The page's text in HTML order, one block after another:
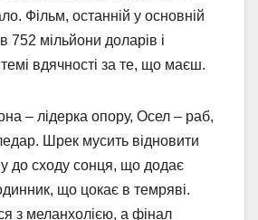
Фільм, останній у основній
752 мільйони доларів і
вдячності за те, що маєш.
– лідерка опору, Осел – раб,
Шрек мусить відновити
до сходу сонця, що додає
що цокає в темряві.
з меланхолією, а фінал